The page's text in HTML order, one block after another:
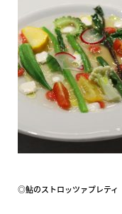
◎鮎のストロッツァプレティ